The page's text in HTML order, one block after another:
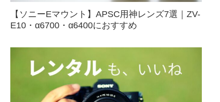
【ソニーEマウント】APSC用神レンズ7選｜ZV-
E10・α6700・α6400におすすめ